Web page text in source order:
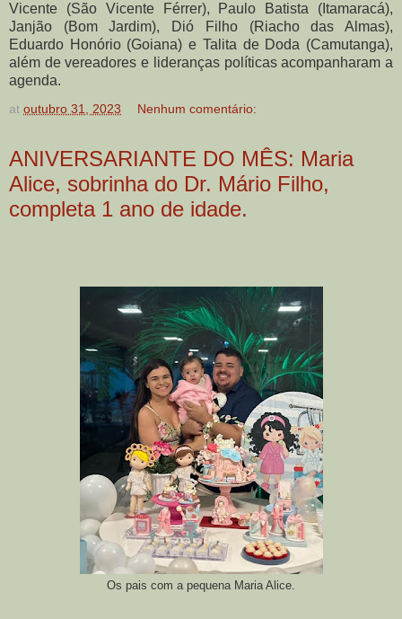
Vicente (São Vicente Férrer), Paulo Batista (Itamaracá),
Janjão (Bom Jardim), Dió Filho (Riacho das Almas),
Eduardo Honório (Goiana) e Talita de Doda (Camutanga),
além de vereadores e lideranças políticas acompanharam a
agenda.
at outubro 31, 2023 Nenhum comentário:
ANIVERSARIANTE DO MÊS: Maria
Alice, sobrinha do Dr. Mário Filho,
completa 1 ano de idade.
Os pais com a pequena Maria Alice.